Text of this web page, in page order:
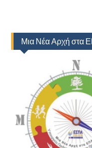
Μια Νέα Αρχή στα